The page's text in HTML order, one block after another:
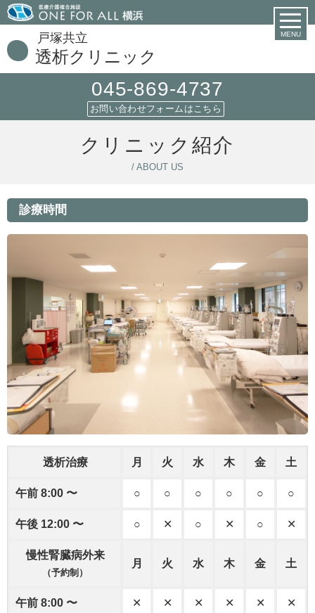
戸塚共立
透析クリニック
045-869-4737
お問い合わせフォームはこちら
MENU
クリニック紹介
/ ABOUT US
診療時間
透析治療 月 火 水 木 金 土
午前 8:00 〜 ○ ○ ○ ○ ○ ○
午後 12:00 〜 ○ ✕ ○ ✕ ○ ✕
慢性腎臓病外来
（予約制）
月 火 水 木 金 土
午前 8:00 〜 ✕ ✕ ✕ ✕ ✕ ✕